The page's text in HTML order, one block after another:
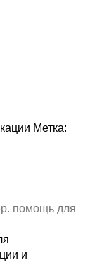
Метка:
и